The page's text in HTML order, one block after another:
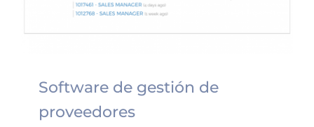
Software de gestión de
proveedores